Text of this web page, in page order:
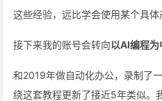
这些经验，远比学会使用某个具体
接下来我的账号会转向以AI编程
和2019年做自动化办公，录制了
绕这套教程更新了接近5年类似。